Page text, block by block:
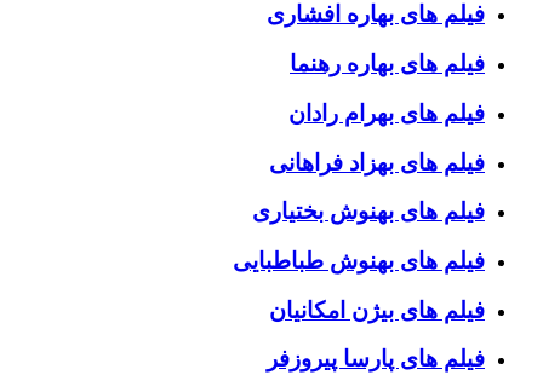
فیلم های بهاره افشاری
فیلم های بهاره رهنما
فیلم های بهرام رادان
فیلم های بهزاد فراهانی
فیلم های بهنوش بختیاری
فیلم های بهنوش طباطبایی
فیلم های بیژن امکانیان
فیلم های پارسا پیروزفر